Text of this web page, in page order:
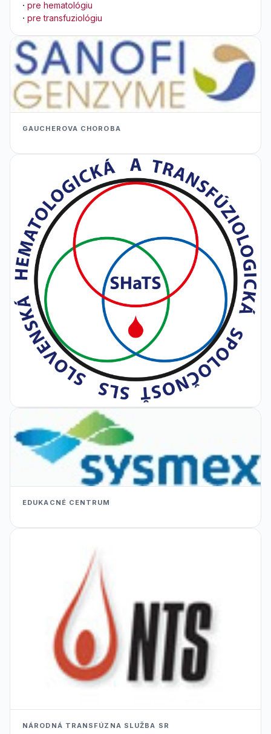
· pre hematológiu
· pre transfuziológiu
GAUCHEROVA CHOROBA
EDUKACNÉ CENTRUM
NÁRODNÁ TRANSFÚZNA SLUŽBA SR